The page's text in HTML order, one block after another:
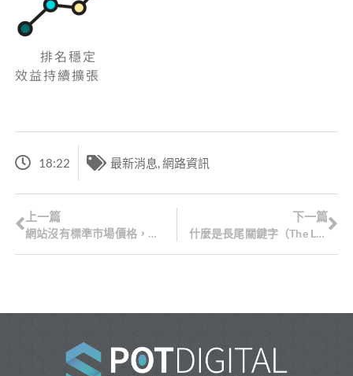
排名穩定
效益持續擴張
18:22 最新消息,網路資訊
上一篇
網站沒有標準市場價格，我到底該如何選擇?
下一篇
什麼是長尾關鍵字（The Long-tail）？